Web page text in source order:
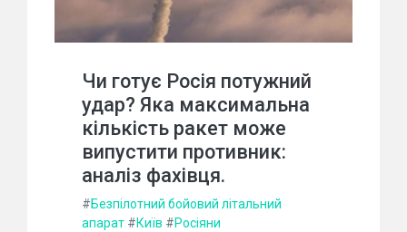
Чи готує Росія потужний
удар? Яка максимальна
кількість ракет може
випустити противник:
аналіз фахівця.
#Безпілотний бойовий літальний
апарат #Київ #Росіяни